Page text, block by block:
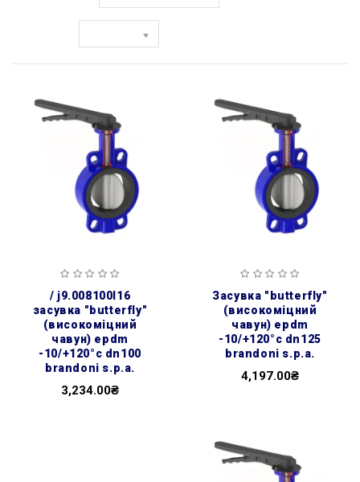
/ j9.008100l16
засувка ″butterfly″
(високоміцний
чавун) epdm
-10/+120°c dn100
brandoni s.p.a.
3,234.00₴
засувка ″butterfly″
(високоміцний
чавун) epdm
-10/+120°c dn125
brandoni s.p.a.
4,197.00₴